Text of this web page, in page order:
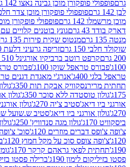
מוכן גבינה נאצו 142 גרם
פופפולי
פופפולי פופקורן מוכן צדר חלפיניו 142 גרם
גרם
פופפולי פופקורן מוכן חמאה 142 גרם
גונץ בוטנים קלויים עם מלח 150 גר'
מנטוס שקית פירות 135 גרם
מארז
זריפה גרעיני דלעת 250 גרם
רוטב ברביקיו אורגינל 510 מ"ל
פבורס
שוקו 100ג'
פבורס טראפל לבן וניל 100ג'
אנרג'י מאגדת דגנים טראפלס
נסקוויק אבקת תות 350ג'
גולון טוסטדה
ללא סוכר 350ג'
גולון אורגני ביו
צ'יה 270ג'
גולון אורגני ביו
ביו דיאג'סטיב ש.שועל שוקו 270ג'
גולון מגה סנדוויץ' 250ג'
גולון אורגני ביו
מוזרים 120ג'
סוכ' צ'ופה צ'ופס
סוכ על מקל חמוץ 120ג'
ברילה פסטו
לפאי גראהם קרקר 170ג'
גומי וידאל תות
לימון 190ג'
ברילה פסטו בזיליקום